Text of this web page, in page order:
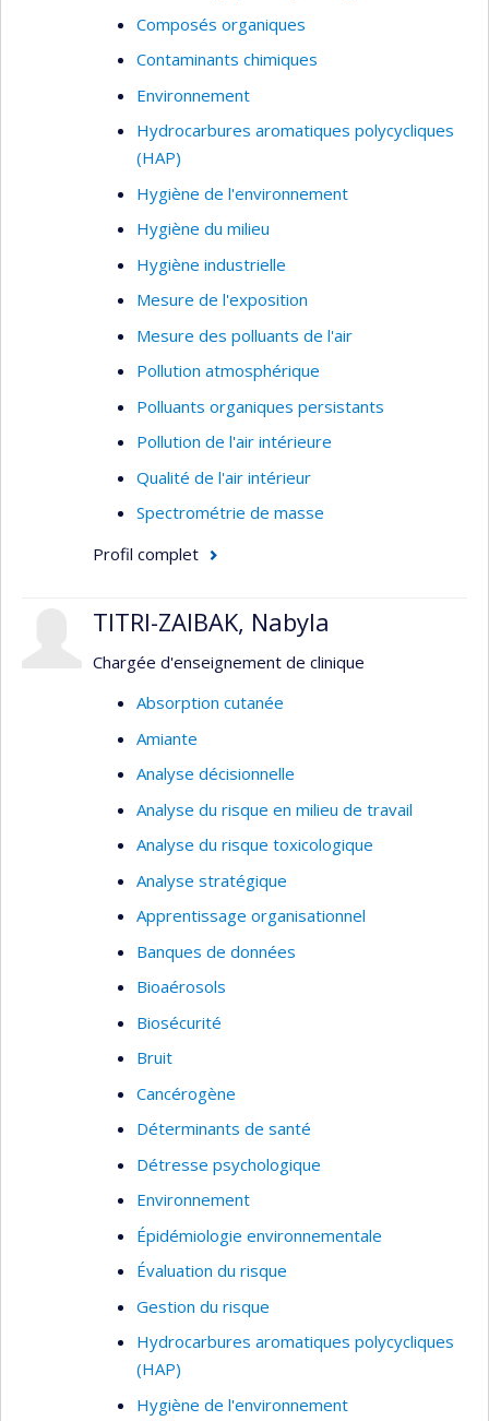
Composés organiques
Contaminants chimiques
Environnement
Hydrocarbures aromatiques polycycliques
(HAP)
Hygiène de l'environnement
Hygiène du milieu
Hygiène industrielle
Mesure de l'exposition
Mesure des polluants de l'air
Pollution atmosphérique
Polluants organiques persistants
Pollution de l'air intérieure
Qualité de l'air intérieur
Spectrométrie de masse
Profil complet
TITRI-ZAIBAK, Nabyla
Chargée d'enseignement de clinique
Absorption cutanée
Amiante
Analyse décisionnelle
Analyse du risque en milieu de travail
Analyse du risque toxicologique
Analyse stratégique
Apprentissage organisationnel
Banques de données
Bioaérosols
Biosécurité
Bruit
Cancérogène
Déterminants de santé
Détresse psychologique
Environnement
Épidémiologie environnementale
Évaluation du risque
Gestion du risque
Hydrocarbures aromatiques polycycliques
(HAP)
Hygiène de l'environnement